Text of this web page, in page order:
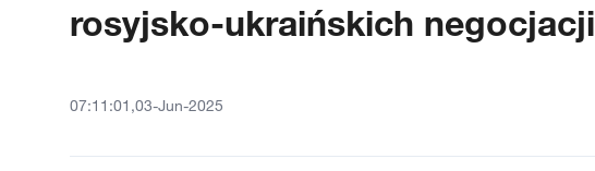
rosyjsko-ukraińskich negocjacji
07:11:01,03-Jun-2025